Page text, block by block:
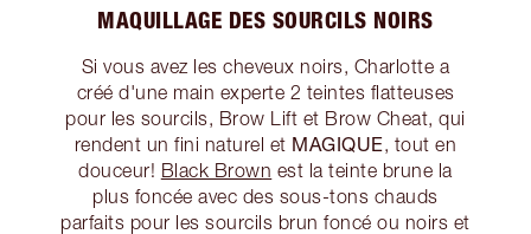
MAQUILLAGE DES SOURCILS NOIRS
Si vous avez les cheveux noirs, Charlotte a
créé d'une main experte 2 teintes flatteuses
pour les sourcils, Brow Lift et Brow Cheat, qui
rendent un fini naturel et MAGIQUE, tout en
douceur! Black Brown est la teinte brune la
plus foncée avec des sous-tons chauds
parfaits pour les sourcils brun foncé ou noirs et